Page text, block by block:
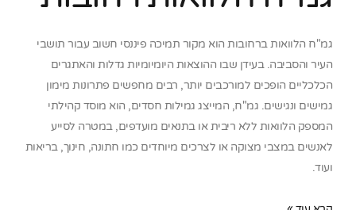
גמ"ח הלוואות ברחובות הוא מקור תמיכה פיננסי חשוב עבור תושבי
העיר והסביבה. בעידן שבו ההוצאות היומיומיות גדלות והאתגרים
הכלכליים הופכים למורכבים יותר, רבים מחפשים פתרונות מימון
גמישים ונגישים. גמ"ח, המייצג גמילות חסדים, הוא מוסד קהילתי
המספק הלוואות ללא ריבית או בתנאים מועדפים, במטרה לסייע
לאנשים במצבי מצוקה או לצרכים מיוחדים כמו חתונה, חינוך, בריאות
ועוד.